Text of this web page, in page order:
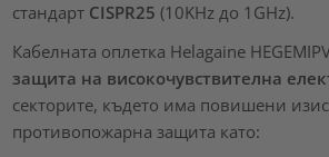
стандарт CISPR25 (10KHz до 1GHz).
Кабелната оплетка Helagaine
защита на високочувствителна
секторите, където има повишени
противопожарна защита като: